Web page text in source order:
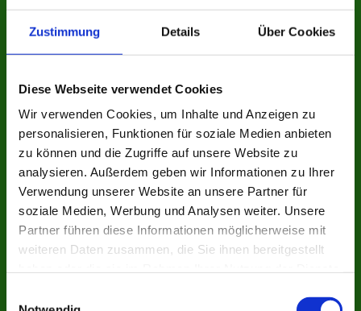
Zustimmung Details Über Cookies
Diese Webseite verwendet Cookies
Wir verwenden Cookies, um Inhalte und Anzeigen zu
personalisieren, Funktionen für soziale Medien anbieten
zu können und die Zugriffe auf unsere Website zu
analysieren. Außerdem geben wir Informationen zu Ihrer
Verwendung unserer Website an unsere Partner für
soziale Medien, Werbung und Analysen weiter. Unsere
Partner führen diese Informationen möglicherweise mit
weiteren Daten zusammen, die Sie ihnen bereitgestellt